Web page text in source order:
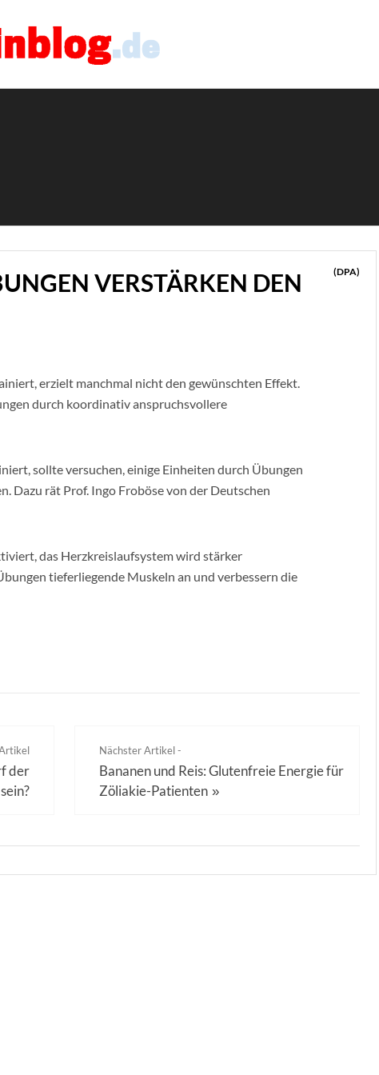
VERSTÄRKEN DEN
(DPA)
erzielt manchmal nicht den gewünschten Effekt.
durch koordinativ anspruchsvollere
sollte versuchen, einige Einheiten durch Übungen
Dazu rät Prof. Ingo Froböse von der Deutschen
das Herzkreislaufsystem wird stärker
tieferliegende Muskeln an und verbessern die
der
Nächster Artikel -
Bananen und Reis: Glutenfreie Energie für
Zöliakie-Patienten »